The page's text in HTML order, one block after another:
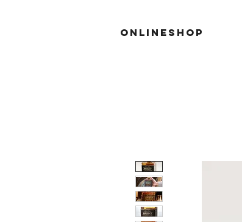
Onlineshop